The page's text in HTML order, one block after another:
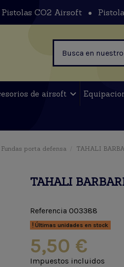
Pistolas CO2 Airsoft
de airsoft
Fundas porta defensa TAHALI
TAHALI
Referencia 003388
Últimas unidades en stock
5,50 €
Impuestos incluidos